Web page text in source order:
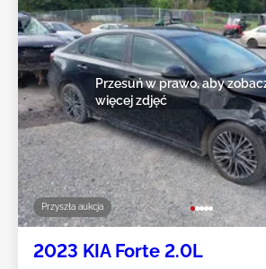
Przyszła aukcja
Przesuń w prawo, aby
więcej zdjęć
2023 KIA Forte 2.0L